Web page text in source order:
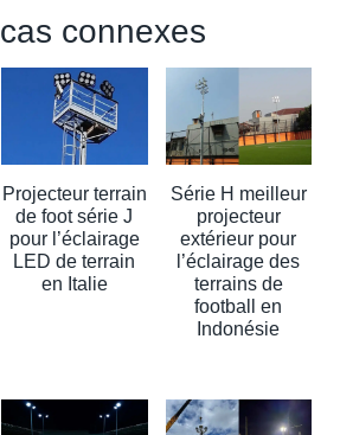
connexes
Projecteur terrain
de foot série J
pour l’éclairage
LED de terrain
en Italie
Série H meilleur
projecteur
extérieur pour
l’éclairage des
terrains de
football en
Indonésie